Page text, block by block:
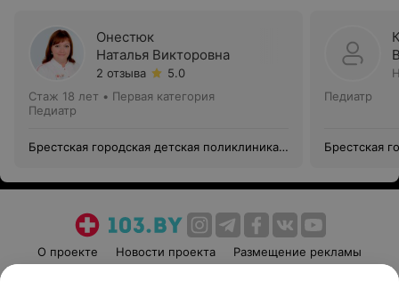
Онестюк
Наталья Викторовна
2 отзыва
5.0
Стаж 18 лет • Первая категория
Педиатр
Брестская городская детская поликлиника
Педиатр
Брестская
О проекте Новости проекта
Размещение рекламы